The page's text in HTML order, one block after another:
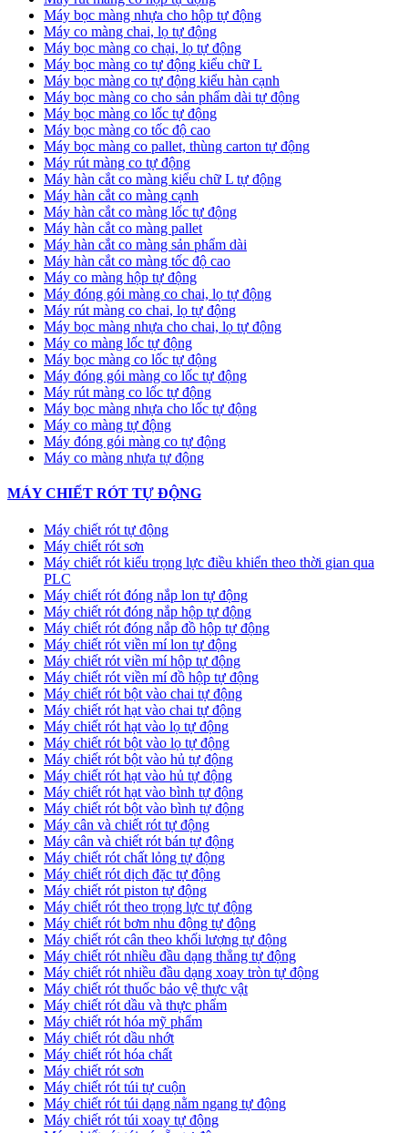
Máy bọc màng nhựa cho hộp tự động
Máy co màng chai, lọ tự động
Máy bọc màng co chại, lọ tự động
Máy bọc màng co tự động kiểu chữ L
Máy bọc màng co tự động kiểu hàn cạnh
Máy bọc màng co cho sản phẩm dài tự động
Máy bọc màng co lốc tự động
​Máy bọc màng co tốc độ cao
Máy bọc màng co pallet, thùng carton tự động
​Máy rút màng co tự động
​Máy hàn cắt co màng kiểu chữ L tự động
​Máy hàn cắt co màng cạnh
​Máy hàn cắt co màng lốc tự động
​Máy hàn cắt co màng pallet
​Máy hàn cắt co màng sản phẩm dài
​Máy hàn cắt co màng tốc độ cao
Máy co màng hộp tự động
Máy đóng gói màng co chai, lọ tự động
Máy rút màng co chai, lọ tự động
Máy bọc màng nhựa cho chai, lọ tự động
Máy co màng lốc tự động
Máy bọc màng co lốc tự động
Máy đóng gói màng co lốc tự động
Máy rút màng co lốc tự động
Máy bọc màng nhựa cho lốc tự động
Máy co màng tự động
Máy đóng gói màng co tự động
Máy co màng nhựa tự động
MÁY CHIẾT RÓT TỰ ĐỘNG
Máy chiết rót tự động
Máy chiết rót sơn
Máy chiết rót kiểu trọng lực điều khiển theo thời gian qua
PLC
Máy chiết rót đóng nắp lon tự động
Máy chiết rót đóng nắp hộp tự động
Máy chiết rót đóng nắp đồ hộp tự động
Máy chiết rót viền mí lon tự động
Máy chiết rót viền mí hộp tự động
Máy chiết rót viền mí đồ hộp tự động
Máy chiết rót bột vào chai tự động
Máy chiết rót hạt vào chai tự động
Máy chiết rót hạt vào lọ tự động
Máy chiết rót bột vào lọ tự động
Máy chiết rót bột vào hủ tự động
Máy chiết rót hạt vào hủ tự động
Máy chiết rót hạt vào bình tự động
Máy chiết rót bột vào bình tự động
Máy cân và chiết rót tự động
Máy cân và chiết rót bán tự động
​Máy chiết rót chất lỏng tự động
​Máy chiết rót dịch đặc tự động
Máy chiết rót piston tự động
Máy chiết rót theo trọng lực tự động
​Máy chiết rót bơm nhu động tự động
Máy chiết rót cân theo khối lượng tự động
​Máy chiết rót nhiều đầu dạng thẳng tự động
​Máy chiết rót nhiều đầu dạng xoay tròn tự động
Máy chiết rót thuốc bảo vệ thực vật
Máy chiết rót dầu và thực phẩm
Máy chiết rót hóa mỹ phẩm
Máy chiết rót dầu nhớt
Máy chiết rót hóa chất
Máy chiết rót sơn
Máy chiết rót túi tự cuộn
Máy chiết rót túi dạng nằm ngang tự động
Máy chiết rót túi xoay tự động